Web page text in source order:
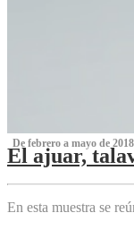
‌ De febrero a mayo de 2018
El ajuar,
‌
En esta muestra se